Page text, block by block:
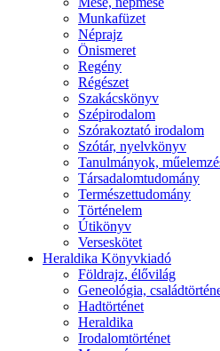
Munkafüzet
Néprajz
Önismeret
Regény
Régészet
Szakácskönyv
Szépirodalom
Szórakoztató irodalom
Szótár, nyelvkönyv
Tanulmányok,
Társadalomtudomány
Természettudomány
Történelem
Útikönyv
Verseskötet
Heraldika Könyvkiadó
Földrajz, élővilág
Geneológia,
Hadtörténet
Heraldika
Irodalomtörténet